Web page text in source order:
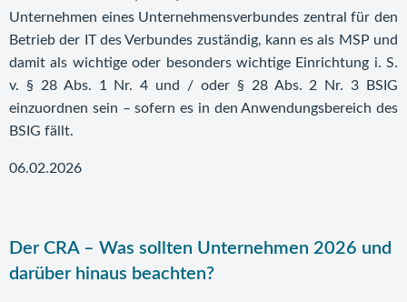
Unternehmen eines Unternehmensverbundes zentral für den
Betrieb der IT des Verbundes zuständig, kann es als MSP und
damit als wichtige oder besonders wichtige Einrichtung i. S.
v. § 28 Abs. 1 Nr. 4 und / oder § 28 Abs. 2 Nr. 3 BSIG
einzuordnen sein – sofern es in den Anwendungsbereich des
BSIG fällt.
06.02.2026
Der CRA – Was sollten Unternehmen 2026 und
darüber hinaus beachten?